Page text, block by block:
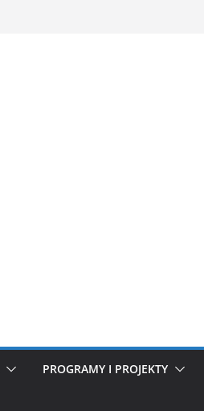
PROGRAMY I PROJEKTY